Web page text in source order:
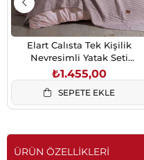
Elart Calısta Tek Kişilik
Nevresimli Yatak Seti
Gülkurusu
₺1.455,00
SEPETE EKLE
ÜRÜN ÖZELLIKLERI